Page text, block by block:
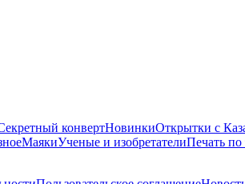
конвертНовинкиОткрытки с
МаякиУченые и изобретателиПечать